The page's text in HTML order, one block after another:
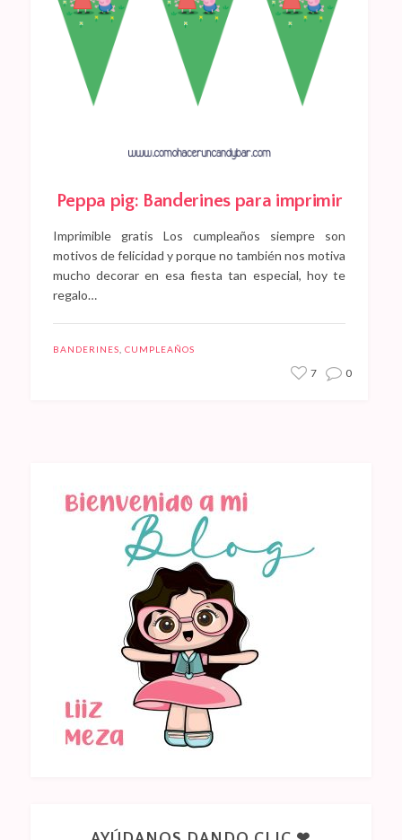
Peppa pig: Banderines para imprimir
Imprimible gratis Los cumpleaños siempre son
motivos de felicidad y porque no también nos motiva
mucho decorar en esa fiesta tan especial, hoy te
regalo…
BANDERINES CUMPLEAÑOS
7 0